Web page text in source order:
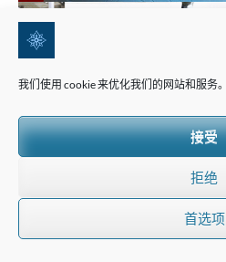
我们使用 cookie 来优化我们的网站和服务。
接受
拒绝
首选项